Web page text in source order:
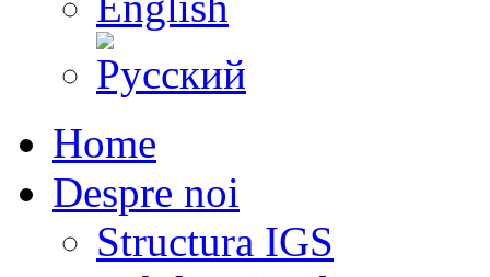
Home
Despre noi
Structura IGS